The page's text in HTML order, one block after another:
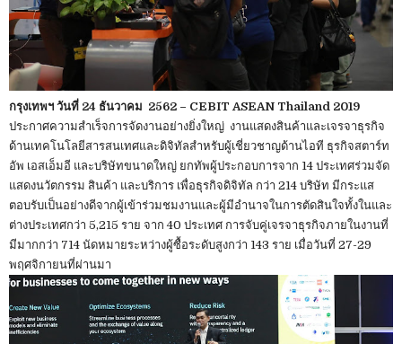
กรุงเทพฯ วันที่ 24 ธันวาคม 2562 – CEBIT ASEAN Thailand 2019
ประกาศความสำเร็จการจัดงานอย่างยิ่งใหญ่ งานแสดงสินค้าและเจรจาธุรกิจ
ด้านเทคโนโลยีสารสนเทศและดิจิทัลสำหรับผู้เชี่ยวชาญด้านไอที ธุรกิจสตาร์ท
อัพ เอสเอ็มอี และบริษัทขนาดใหญ่ ยกทัพผู้ประกอบการจาก 14 ประเทศร่วมจัด
แสดงนวัตกรรม สินค้า และบริการ เพื่อธุรกิจดิจิทัล กว่า 214 บริษัท มีกระแส
ตอบรับเป็นอย่างดีจากผู้เข้าร่วมชมงานและผู้มีอำนาจในการตัดสินใจทั้งในและ
ต่างประเทศกว่า 5,215 ราย จาก 40 ประเทศ การจับคู่เจรจาธุรกิจภายในงานที่
มีมากกว่า 714 นัดหมายระหว่างผู้ซื้อระดับสูงกว่า 143 ราย เมื่อวันที่ 27-29
พฤศจิกายนที่ผ่านมา